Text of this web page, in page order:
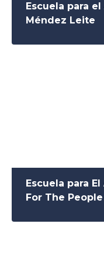
Escuela para
Méndez Leite
Escuela para
For The People